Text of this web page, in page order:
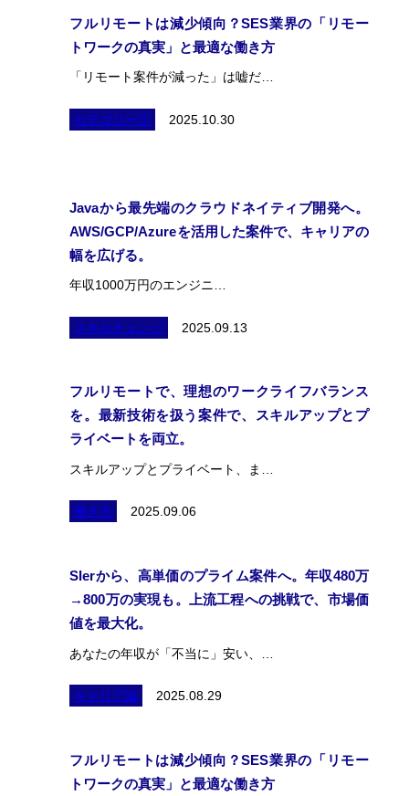
フルリモートは減少傾向？SES業界の「リモー
トワークの真実」と最適な働き方
「リモート案件が減った」は嘘だ…
カテゴリー① 2025.10.30
Javaから最先端のクラウドネイティブ開発へ。
AWS/GCP/Azureを活用した案件で、キャリアの
幅を広げる。
年収1000万円のエンジニ…
スキルチェンジ 2025.09.13
フルリモートで、理想のワークライフバランス
を。最新技術を扱う案件で、スキルアップとプ
ライベートを両立。
スキルアップとプライベート、ま…
働き方 2025.09.06
SIerから、高単価のプライム案件へ。年収480万
→800万の実現も。上流工程への挑戦で、市場価
値を最大化。
あなたの年収が「不当に」安い、…
キャリア論 2025.08.29
フルリモートは減少傾向？SES業界の「リモー
トワークの真実」と最適な働き方